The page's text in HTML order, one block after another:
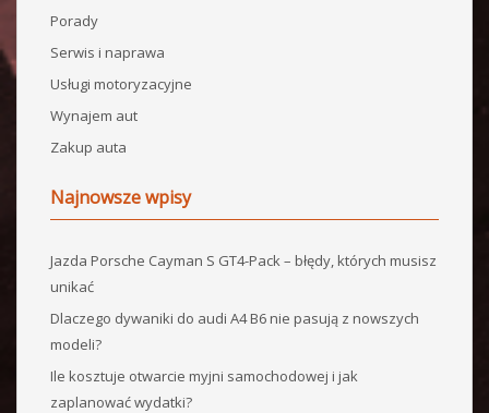
Porady
Serwis i naprawa
Usługi motoryzacyjne
Wynajem aut
Zakup auta
Najnowsze wpisy
Jazda Porsche Cayman S GT4-Pack – błędy, których musisz
unikać
Dlaczego dywaniki do audi A4 B6 nie pasują z nowszych
modeli?
Ile kosztuje otwarcie myjni samochodowej i jak
zaplanować wydatki?